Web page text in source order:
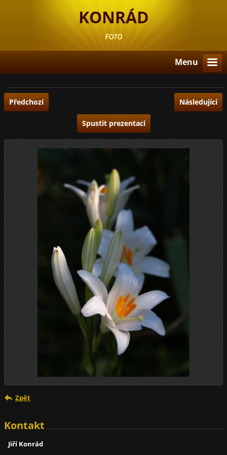
KONRÁD
FOTO
Menu
Předchozí Následující
Spustit prezentaci
Zpět
Kontakt
Jiří Konrád